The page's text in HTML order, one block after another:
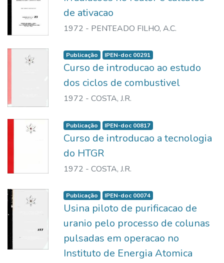
de ativacao
1972 - PENTEADO FILHO, A.C.
Publicação IPEN-doc 00291
Curso de introducao ao estudo
dos ciclos de combustivel
1972 - COSTA, J.R.
Publicação IPEN-doc 00817
Curso de introducao a tecnologia
do HTGR
1972 - COSTA, J.R.
Publicação IPEN-doc 00074
Usina piloto de purificacao de
uranio pelo processo de colunas
pulsadas em operacao no
Instituto de Energia Atomica